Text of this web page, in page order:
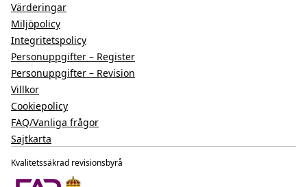
Värderingar
Miljöpolicy
Integritetspolicy
Personuppgifter – Register
Personuppgifter – Revision
Villkor
Cookiepolicy
FAQ/Vanliga frågor
Sajtkarta
Kvalitetssäkrad revisionsbyrå